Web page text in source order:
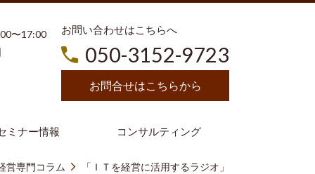
〜17:00
お問い合わせはこちらへ
050-3152-9723
お問合せはこちらから
ミナー情報 コンサルティング
営専門コラム 「ＩＴを経営に活用するラジオ」